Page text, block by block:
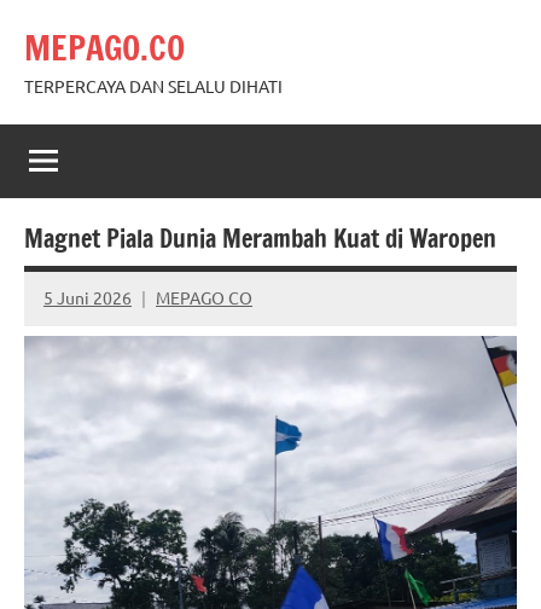
content
MEPAGO.CO
TERPERCAYA DAN SELALU DIHATI
Magnet Piala Dunia Merambah Kuat di Waropen
5 Juni 2026 MEPAGO CO
No
comments